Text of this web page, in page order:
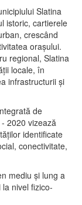
Slatina
istoric, cartierele
crescând
oraşului.
regional, Slatina
locale, în
infrastructurii şi
de
2020 vizează
identificate
conectivitate,
mediu şi lung a
nivel fizico-